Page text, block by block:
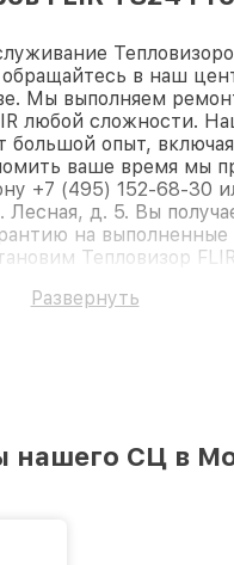
в наш
Мы выполняем
любой сложности.
опыт,
ваше время мы
+7 (495) 152-68-30
Лесная, д. 5. Вы
на выполненные
Тепловизор
Развернуть
нашего СЦ в